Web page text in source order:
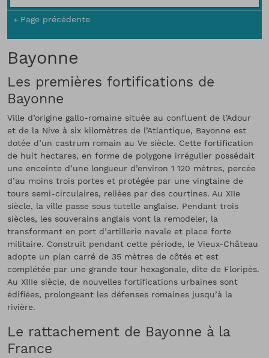
Page précédente
Bayonne
Les premières fortifications de
Bayonne
Ville d’origine gallo-romaine située au confluent de l’Adour
et de la Nive à six kilomètres de l’Atlantique, Bayonne est
dotée d’un castrum romain au Ve siècle. Cette fortification
de huit hectares, en forme de polygone irrégulier possédait
une enceinte d’une longueur d’environ 1 120 mètres, percée
d’au moins trois portes et protégée par une vingtaine de
tours semi-circulaires, reliées par des courtines. Au XIIe
siècle, la ville passe sous tutelle anglaise. Pendant trois
siècles, les souverains anglais vont la remodeler, la
transformant en port d’artillerie navale et place forte
militaire. Construit pendant cette période, le Vieux-Château
adopte un plan carré de 35 mètres de côtés et est
complétée par une grande tour hexagonale, dite de Floripès.
Au XIIIe siècle, de nouvelles fortifications urbaines sont
édifiées, prolongeant les défenses romaines jusqu’à la
rivière.
Le rattachement de Bayonne à la
France